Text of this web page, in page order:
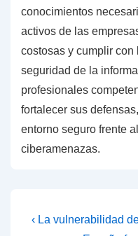
conocimientos
activos de las
costosas y cumplir
seguridad de la
profesionales
fortalecer sus
entorno seguro frente
ciberamenazas.
Navegación
La
‹ La vulnerabilidad